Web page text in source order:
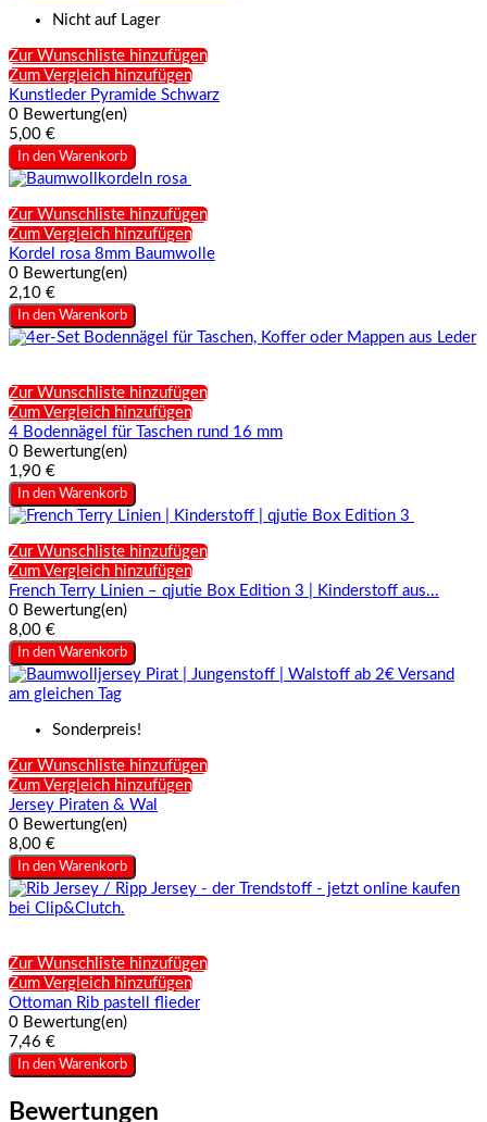
Nicht auf Lager
Zur Wunschliste hinzufügen
Zum Vergleich hinzufügen
Kunstleder Pyramide Schwarz
0 Bewertung(en)
5,00 €
In den Warenkorb
Zur Wunschliste hinzufügen
Zum Vergleich hinzufügen
Kordel rosa 8mm Baumwolle
0 Bewertung(en)
2,10 €
In den Warenkorb
Zur Wunschliste hinzufügen
Zum Vergleich hinzufügen
4 Bodennägel für Taschen rund 16 mm
0 Bewertung(en)
1,90 €
In den Warenkorb
Zur Wunschliste hinzufügen
Zum Vergleich hinzufügen
French Terry Linien – qjutie Box Edition 3 | Kinderstoff aus...
0 Bewertung(en)
8,00 €
In den Warenkorb
Sonderpreis!
Zur Wunschliste hinzufügen
Zum Vergleich hinzufügen
Jersey Piraten & Wal
0 Bewertung(en)
8,00 €
In den Warenkorb
Zur Wunschliste hinzufügen
Zum Vergleich hinzufügen
Ottoman Rib pastell flieder
0 Bewertung(en)
7,46 €
In den Warenkorb
Bewertungen